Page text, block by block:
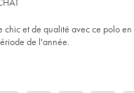
chic et de qualité avec ce polo
de l'année.